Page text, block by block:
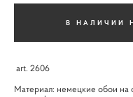
В НАЛИЧИИ
art. 2606
Материал: немецкие обои на